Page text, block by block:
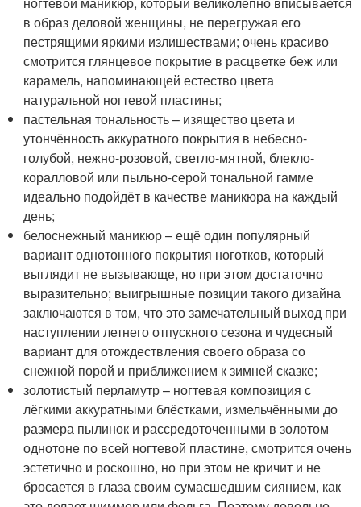
в образ деловой женщины, не перегружая его
пестрящими яркими излишествами; очень красиво
смотрится глянцевое покрытие в расцветке беж или
карамель, напоминающей естество цвета
натуральной ногтевой пластины;
пастельная тональность – изящество цвета и
утончённость аккуратного покрытия в небесно-
голубой, нежно-розовой, светло-мятной, блекло-
коралловой или пыльно-серой тональной гамме
идеально подойдёт в качестве маникюра на каждый
день;
белоснежный маникюр – ещё один популярный
вариант однотонного покрытия ноготков, который
выглядит не вызывающе, но при этом достаточно
выразительно; выигрышные позиции такого дизайна
заключаются в том, что это замечательный выход при
наступлении летнего отпускного сезона и чудесный
вариант для отождествления своего образа со
снежной порой и приближением к зимней сказке;
золотистый перламутр – ногтевая композиция с
лёгкими аккуратными блёстками, измельчёнными до
размера пылинок и рассредоточенными в золотом
однотоне по всей ногтевой пластине, смотрится очень
эстетично и роскошно, но при этом не кричит и не
бросается в глаза своим сумасшедшим сиянием, как